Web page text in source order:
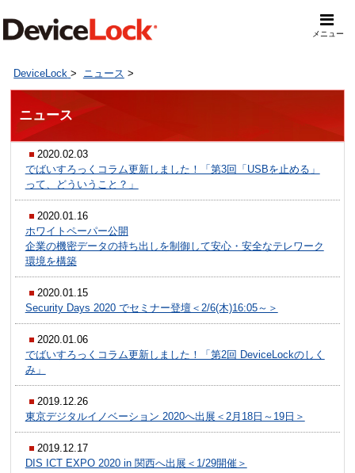
メニュー
DeviceLock > ニュース >
ニュース
2020.02.03
でばいすろっくコラム更新しました！「第3回「USBを止める」
って、どういうこと？」
2020.01.16
ホワイトペーパー公開
企業の機密データの持ち出しを制御して安心・安全なテレワーク
環境を構築
2020.01.15
Security Days 2020 でセミナー登壇＜2/6(木)16:05～＞
2020.01.06
でばいすろっくコラム更新しました！「第2回 DeviceLockのしく
み」
2019.12.26
東京デジタルイノベーション 2020へ出展＜2月18日～19日＞
2019.12.17
DIS ICT EXPO 2020 in 関西へ出展＜1/29開催＞